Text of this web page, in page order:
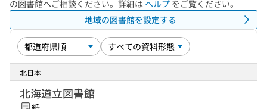
の図書館へご相談ください。詳細は ヘルプ をご覧ください。
地域の図書館を設定する
北日本
北海道立図書館